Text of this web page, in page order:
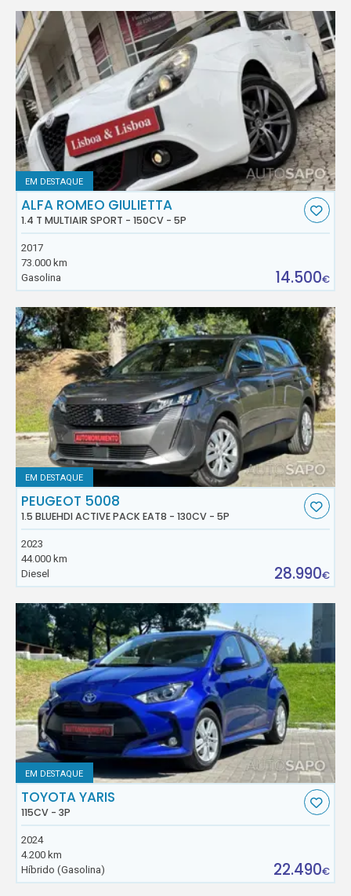
EM DESTAQUE
ALFA ROMEO GIULIETTA
1.4 T MULTIAIR SPORT - 150CV - 5P
2017
73.000 km
Gasolina
14.500€
EM DESTAQUE
PEUGEOT 5008
1.5 BLUEHDI ACTIVE PACK EAT8 - 130CV - 5P
2023
44.000 km
Diesel
28.990€
EM DESTAQUE
TOYOTA YARIS
115CV - 3P
2024
4.200 km
Híbrido (Gasolina)
22.490€